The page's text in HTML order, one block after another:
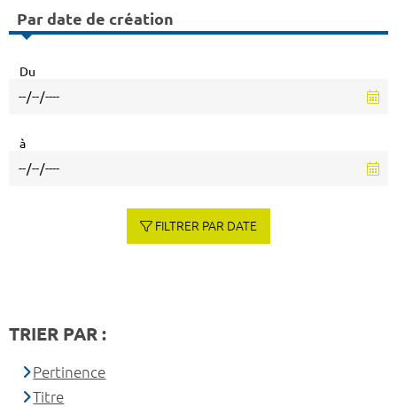
Par date de création
Du
à
FILTRER PAR DATE
TRIER PAR :
Pertinence
Titre